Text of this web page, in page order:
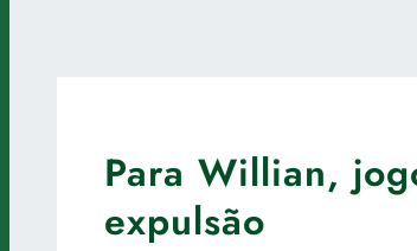
Para Willian,
expulsão